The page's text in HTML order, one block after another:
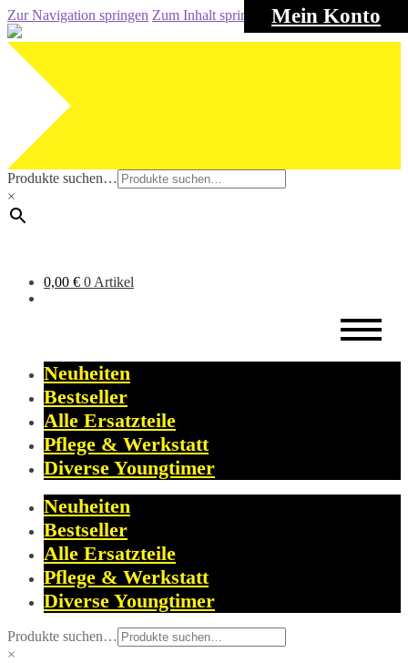
Mein Konto
Zur Navigation springen Zum Inhalt springen
Produkte suchen…
×
0,00 € 0 Artikel
Neuheiten
Bestseller
Alle Ersatzteile
Pflege & Werkstatt
Diverse Youngtimer
Neuheiten
Bestseller
Alle Ersatzteile
Pflege & Werkstatt
Diverse Youngtimer
Produkte suchen…
×